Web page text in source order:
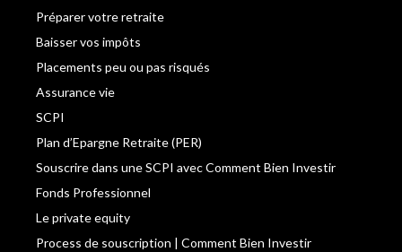
Préparer votre retraite
Baisser vos impôts
Placements peu ou pas risqués
Assurance vie
SCPI
Plan d’Epargne Retraite (PER)
Souscrire dans une SCPI avec Comment Bien Investir
Fonds Professionnel
Le private equity
Process de souscription | Comment Bien Investir